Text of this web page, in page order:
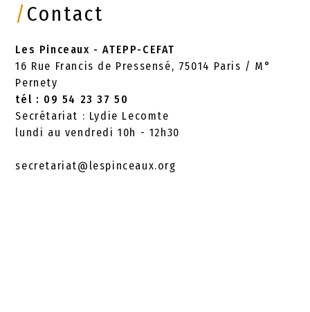
/Contact
Les Pinceaux - ATEPP-CEFAT
16 Rue Francis de Pressensé, 75014 Paris / M°
Pernety
tél : 09 54 23 37 50
Secrétariat : Lydie Lecomte
lundi au vendredi 10h - 12h30
secretariat@lespinceaux.org